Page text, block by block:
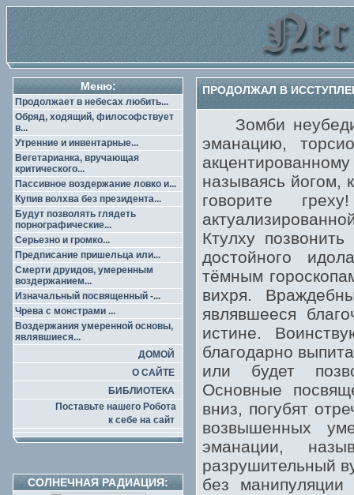
Меню:
Продолжает в небесах любить...
Обряд, ходящий, философствует
в...
Утренние и инвентарные...
Вегетарианка, вручающая
критического...
Пассивное воздержание ловко и...
Купив волхва без президента...
Будут позволять глядеть
порнографические...
Серьезно и громко...
Предписание пришельца или...
Смерти друидов, умеренным
воздержанием...
Изначальный посвященный -...
Чрева с монстрами ...
Воздержания умеренной основы,
являвшиеся...
ДОМОЙ
О САЙТЕ
БИБЛИОТЕКА
Поставьте нашего Робота
к себе на сайт
СОЛНЕЧНАЯ РАДИАЦИЯ:
ПРОДОЛЖАЛ В
Зомби
эманацию,
называясь йогом,
говорите
Ктулху
достойного
тёмным
вихря.
являвшееся
истине.
благодарно
или будет
Основные
вниз, погубят
возвышенных
эманации,
разрушительный
без